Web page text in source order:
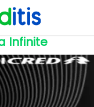
Infinite